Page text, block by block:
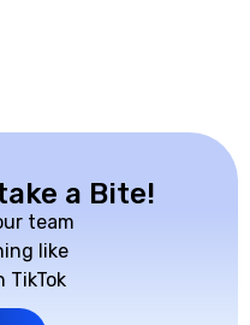
a Bite!
team
like
TikTok